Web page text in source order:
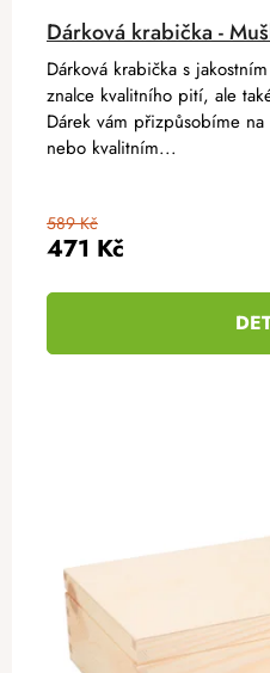
Dárková krabička -
471 Kč
589 Kč
Dárková krabička s
znalce kvalitního pití, ale
Dárek vám přizpůsobíme
nebo kvalitním...